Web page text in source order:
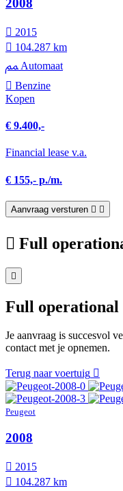
2008
2015
104.287 km
Automaat
Benzine
Kopen
€ 9.400,-
Financial lease v.a.
€ 155,- p./m.
Aanvraag versturen
Full
Full operational
Je aanvraag is succesvol
contact met je opnemen.
Terug naar voertuig
Peugeot
2008
2015
104.287 km